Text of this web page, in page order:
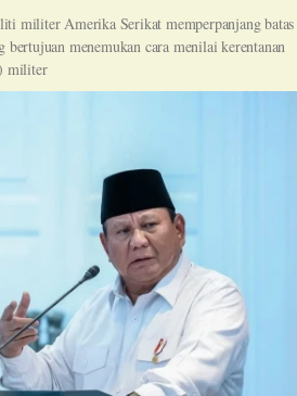
militer Amerika Serikat memperpanjang batas
bertujuan menemukan cara menilai kerentanan
militer